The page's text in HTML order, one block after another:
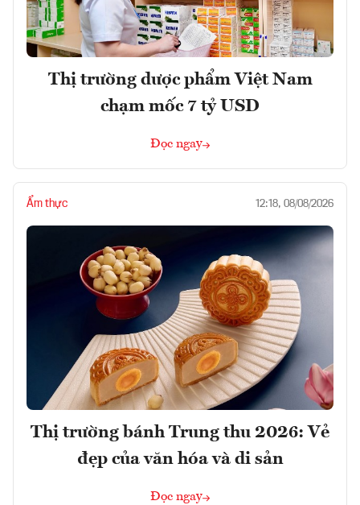
Thị trường dược phẩm Việt Nam
chạm mốc 7 tỷ USD
Đọc ngay
Ẩm thực 12:18, 08/08/2026
Thị trường bánh Trung thu 2026: Vẻ
đẹp của văn hóa và di sản
Đọc ngay